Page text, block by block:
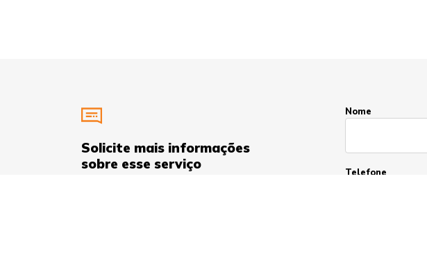
Solicite mais informações
sobre esse serviço
Nome
Telefone